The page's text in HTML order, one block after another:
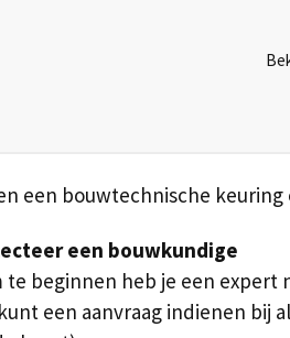
een bouwtechnische keuring
een bouwkundige
te beginnen heb je een expert
een aanvraag indienen bij